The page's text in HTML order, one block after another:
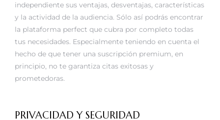
independiente sus ventajas, desventajas, características
y la actividad de la audiencia. Sólo así podrás encontrar
la plataforma perfect que cubra por completo todas
tus necesidades. Especialmente teniendo en cuenta el
hecho de que tener una suscripción premium, en
principio, no te garantiza citas exitosas y
prometedoras.
PRIVACIDAD Y SEGURIDAD